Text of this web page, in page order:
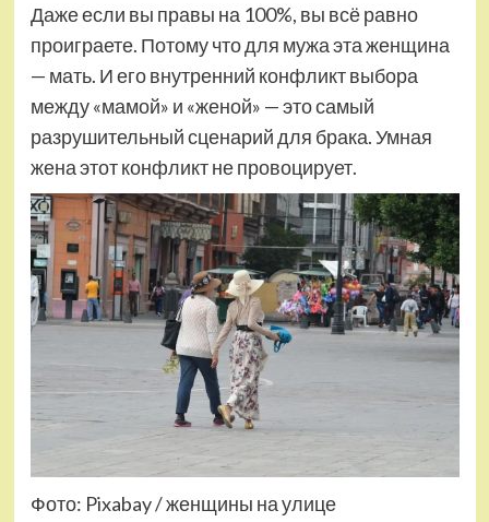
Даже если вы правы на 100%, вы всё равно
проиграете. Потому что для мужа эта женщина
— мать. И его внутренний конфликт выбора
между «мамой» и «женой» — это самый
разрушительный сценарий для брака. Умная
жена этот конфликт не провоцирует.
Фото: Pixabay / женщины на улице